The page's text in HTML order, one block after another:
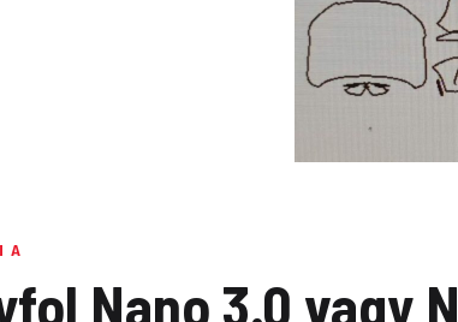
Nano 3.0 vagy